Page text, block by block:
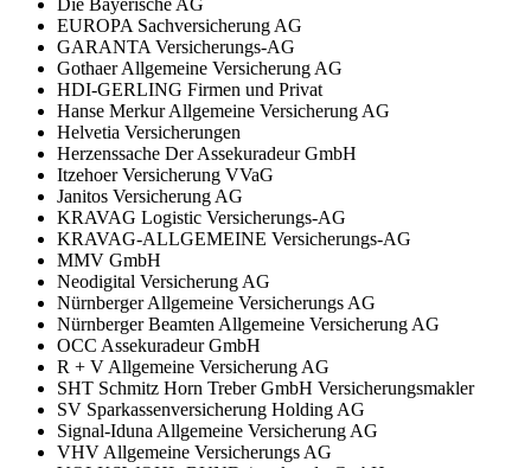
Die Bayerische AG
EUROPA Sachversicherung AG
GARANTA Versicherungs-AG
Gothaer Allgemeine Versicherung AG
HDI-GERLING Firmen und Privat
Hanse Merkur Allgemeine Versicherung AG
Helvetia Versicherungen
Herzenssache Der Assekuradeur GmbH
Itzehoer Versicherung VVaG
Janitos Versicherung AG
KRAVAG Logistic Versicherungs-AG
KRAVAG-ALLGEMEINE Versicherungs-AG
MMV GmbH
Neodigital Versicherung AG
Nürnberger Allgemeine Versicherungs AG
Nürnberger Beamten Allgemeine Versicherung AG
OCC Assekuradeur GmbH
R + V Allgemeine Versicherung AG
SHT Schmitz Horn Treber GmbH Versicherungsmakler
SV Sparkassenversicherung Holding AG
Signal-Iduna Allgemeine Versicherung AG
VHV Allgemeine Versicherungs AG